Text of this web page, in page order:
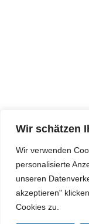
Wir schätzen
Wir verwenden
personalisierte
unseren
akzeptieren"
Cookies zu.